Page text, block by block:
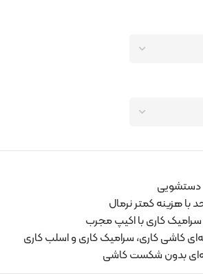
دستشویی
هزینه کمتر نرمال
کاری با اکیپ مجرب
کاشی کاری، سرامیک کاری و اسلب کاری
بدون شکست کاشی